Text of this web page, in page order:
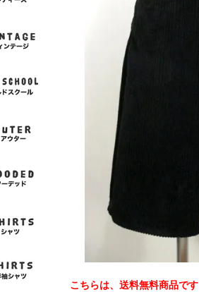
こちらは、送料無料商品です